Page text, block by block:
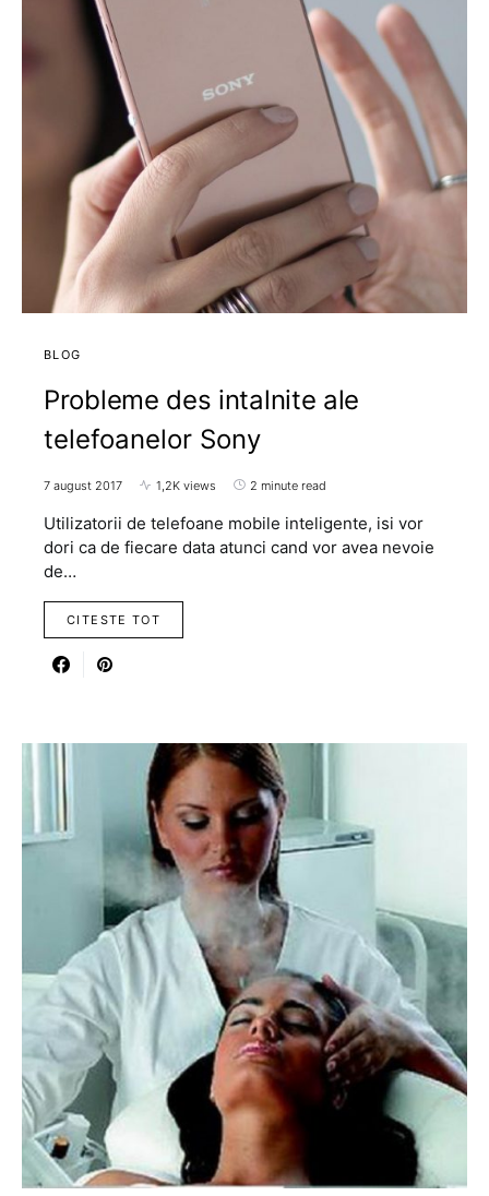
BLOG
Probleme des intalnite ale
telefoanelor Sony
7 august 2017 1,2K views 2 minute read
Utilizatorii de telefoane mobile inteligente, isi vor
dori ca de fiecare data atunci cand vor avea nevoie
de…
CITESTE TOT